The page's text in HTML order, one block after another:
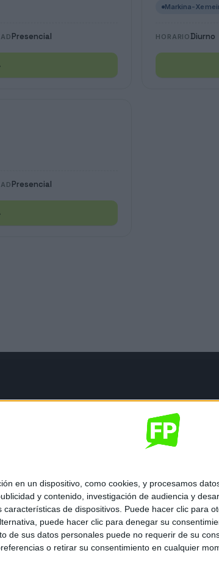
en un dispositivo, como cookies, y procesamos
y contenido, investigación de audiencia y
de dispositivos. Puede hacer clic para
puede hacer clic para denegar su
de sus datos personales puede no requerir de su
o retirar su consentimiento en cualquier
Presencial
Markina-
HORARIO Diurno
Presencial
legal